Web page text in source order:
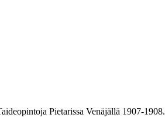
Pietarissa Venäjällä 1907-1908.